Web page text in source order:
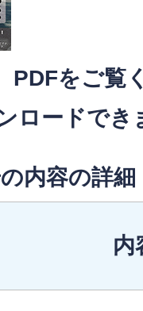
PDFをご
ロードでき
内容の詳細
内